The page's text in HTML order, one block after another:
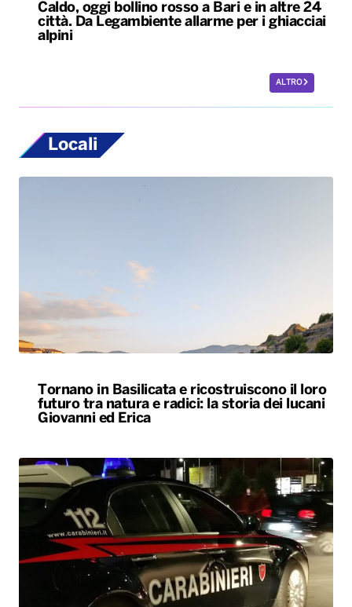
Caldo, oggi bollino rosso a Bari e in altre 24
città. Da Legambiente allarme per i ghiacciai
alpini
ALTRO
Locali
Tornano in Basilicata e ricostruiscono il loro
futuro tra natura e radici: la storia dei lucani
Giovanni ed Erica